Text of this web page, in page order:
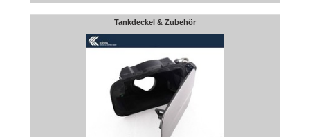
Tankdeckel & Zubehör